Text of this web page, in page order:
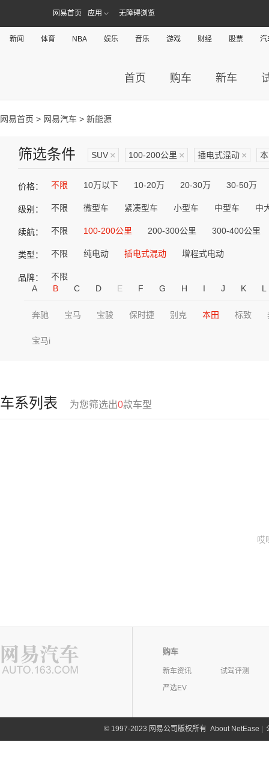
网易首页 应用 无障碍浏览
新闻 体育 NBA 娱乐 音乐 游戏 财经 股票 汽
首页 购车 新车
网易首页 > 网易汽车 > 新能源
筛选条件 SUV × 100-200公里 × 插电式混动 ×
价格： 不限 10万以下 10-20万 20-30万 30-50万
级别： 不限 微型车 紧凑型车 小型车 中型车 中
续航： 不限 100-200公里 200-300公里 300-400公里
类型： 不限 纯电动 插电式混动 增程式电动
品牌：
不限
A
B C D E F G H I J K L
奔驰 宝马 宝骏 保时捷 别克 本田 标致
宝马i
车系列表 为您筛选出0款车型
哎
购车
新车资讯
试驾评测
严选EV
©1997-2023 网易公司版权所有 About NetEase